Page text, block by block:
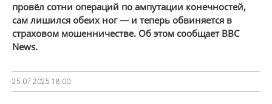
провёл сотни операций по ампутации конечностей,
сам лишился обеих ног — и теперь обвиняется в
страховом мошенничестве. Об этом сообщает BBC
News.
25.07.2025 18:00